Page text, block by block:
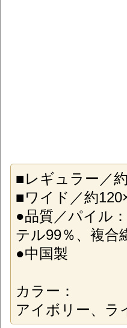
■レギュラー／
■ワイド／約
●品質／パイル
テル99％、複合
●中国製
カラー：
アイボリー、ラ